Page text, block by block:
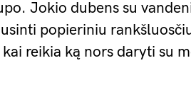
Jokio dubens su
popieriniu
reikia ką nors daryti su